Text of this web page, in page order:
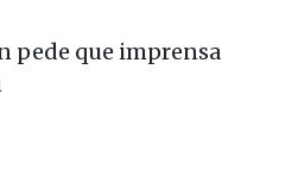
pede que imprensa